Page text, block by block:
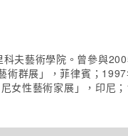
夫藝術學院。曾參與
術群展」，菲律賓；
女性藝術家展」，印尼